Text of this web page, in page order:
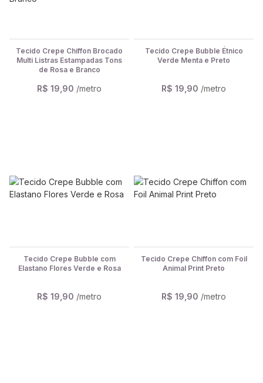
Tecido Crepe Chiffon Brocado
Multi Listras Estampadas Tons
de Rosa e Branco
R$ 19,90 /metro
Tecido Crepe Bubble Étnico
Verde Menta e Preto
R$ 19,90 /metro
Tecido Crepe Bubble com
Elastano Flores Verde e Rosa
R$ 19,90 /metro
Tecido Crepe Chiffon com Foil
Animal Print Preto
R$ 19,90 /metro